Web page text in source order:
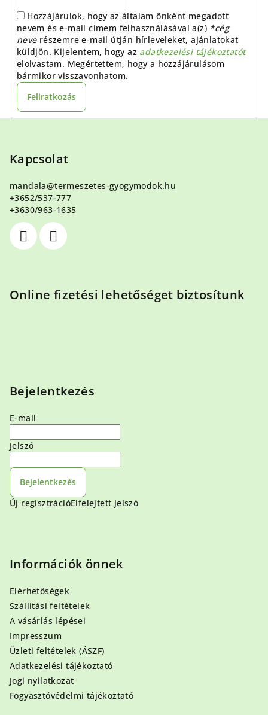
Hozzájárulok, hogy az általam önként megadott
nevem és e-mail címem felhasználásával a(z) *cég
neverészemre e-mail útján hírleveleket, ajánlatokat
küldjön. Kijelentem, hogy az adatkezelési tájékoztatót
elolvastam. Megértettem, hogy a hozzájárulásom
bármikor visszavonhatom.
Feliratkozás
Kapcsolat
mandala@termeszetes-gyogymodok.hu
+3652/537-777
+3630/963-1635
Online fizetési lehetőséget biztosítunk
Bejelentkezés
E-mail
Jelszó
Bejelentkezés
Új regisztrációElfelejtett jelszó
Információk önnek
Elérhetőségek
Szállítási feltételek
A vásárlás lépései
Impresszum
Üzleti feltételek (ÁSZF)
Adatkezelési tájékoztató
Jogi nyilatkozat
Fogyasztóvédelmi tájékoztató